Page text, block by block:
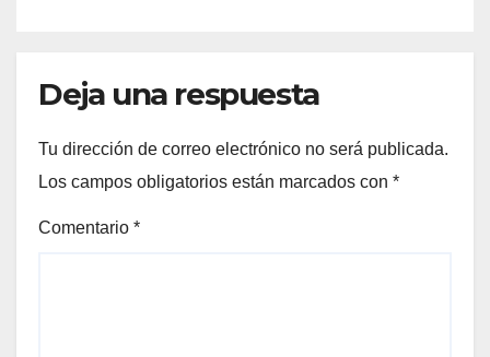
Deja una respuesta
Tu dirección de correo electrónico no será publicada.
Los campos obligatorios están marcados con *
Comentario *